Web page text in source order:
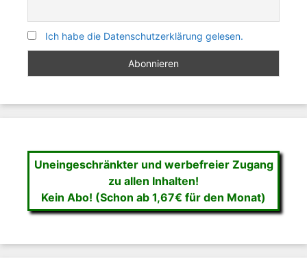
Ich habe die Datenschutzerklärung gelesen.
Uneingeschränkter und werbefreier Zugang
zu allen Inhalten!
Kein Abo! (Schon ab 1,67€ für den Monat)